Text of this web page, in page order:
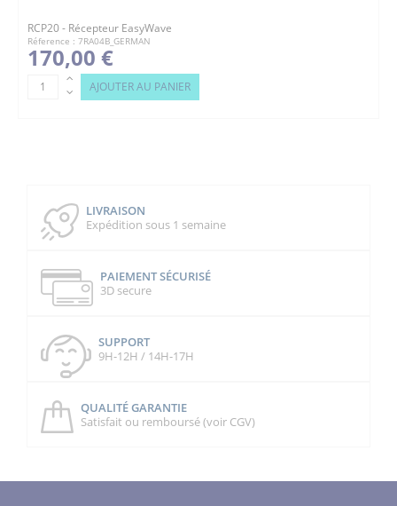
RCP20 - Récepteur EasyWave
Réference : 7RA04B_GERMAN
170,00 €
AJOUTER AU PANIER
LIVRAISON
Expédition sous 1 semaine
PAIEMENT SÉCURISÉ
3D secure
SUPPORT
9H-12H / 14H-17H
QUALITÉ GARANTIE
Satisfait ou remboursé (voir CGV)